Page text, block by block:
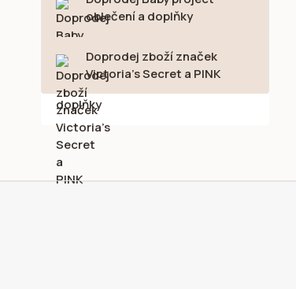
oblečení a doplňky
Doprodej zboží značek
Victoria's Secret a PINK